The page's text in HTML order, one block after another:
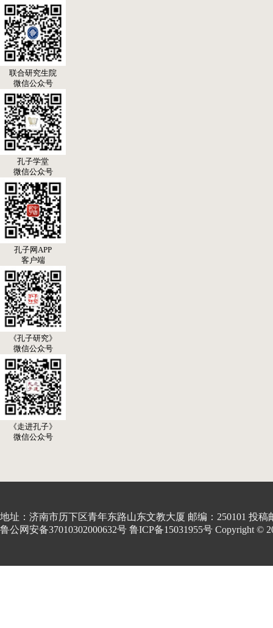
联合研究生院
微信公众号
孔子学堂
微信公众号
孔子网APP
客户端
《孔子研究》
微信公众号
《走进孔子》
微信公众号
地址：济南市历下区青年东路山东文教大厦 邮编：250101 投稿
鲁公网安备37010302000632号 鲁ICP备15031955号 Copyright ©